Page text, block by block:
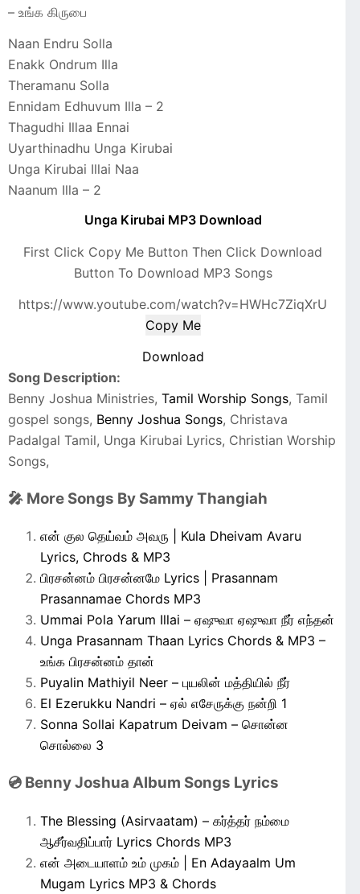
– உங்க கிருபை
Naan Endru Solla
Enakk Ondrum Illa
Theramanu Solla
Ennidam Edhuvum Illa – 2
Thagudhi Illaa Ennai
Uyarthinadhu Unga Kirubai
Unga Kirubai Illai Naa
Naanum Illa – 2
Unga Kirubai MP3 Download
First Click Copy Me Button Then Click Download
Button To Download MP3 Songs
https://www.youtube.com/watch?v=HWHc7ZiqXrU
Copy Me
Download
Song Description:
Benny Joshua Ministries, Tamil Worship Songs, Tamil
gospel songs, Benny Joshua Songs, Christava
Padalgal Tamil, Unga Kirubai Lyrics, Christian Worship
Songs,
🎤 More Songs By Sammy Thangiah
என் குல தெய்வம் அவரு | Kula Dheivam Avaru
Lyrics, Chrods & MP3
பிரசன்னம் பிரசன்னமே Lyrics | Prasannam
Prasannamae Chords MP3
Ummai Pola Yarum Illai – ஏஷுவா ஏஷுவா நீர் எந்தன்
Unga Prasannam Thaan Lyrics Chords & MP3 –
உங்க பிரசன்னம் தான்
Puyalin Mathiyil Neer – புயலின் மத்தியில் நீர்
El Ezerukku Nandri – ஏல் எசேருக்கு நன்றி 1
Sonna Sollai Kapatrum Deivam – சொன்ன
சொல்லை 3
💿 Benny Joshua Album Songs Lyrics
The Blessing (Asirvaatam) – கர்த்தர் நம்மை
ஆசீர்வதிப்பார் Lyrics Chords MP3
என் அடையாளம் உம் முகம் | En Adayaalm Um
Mugam Lyrics MP3 & Chords